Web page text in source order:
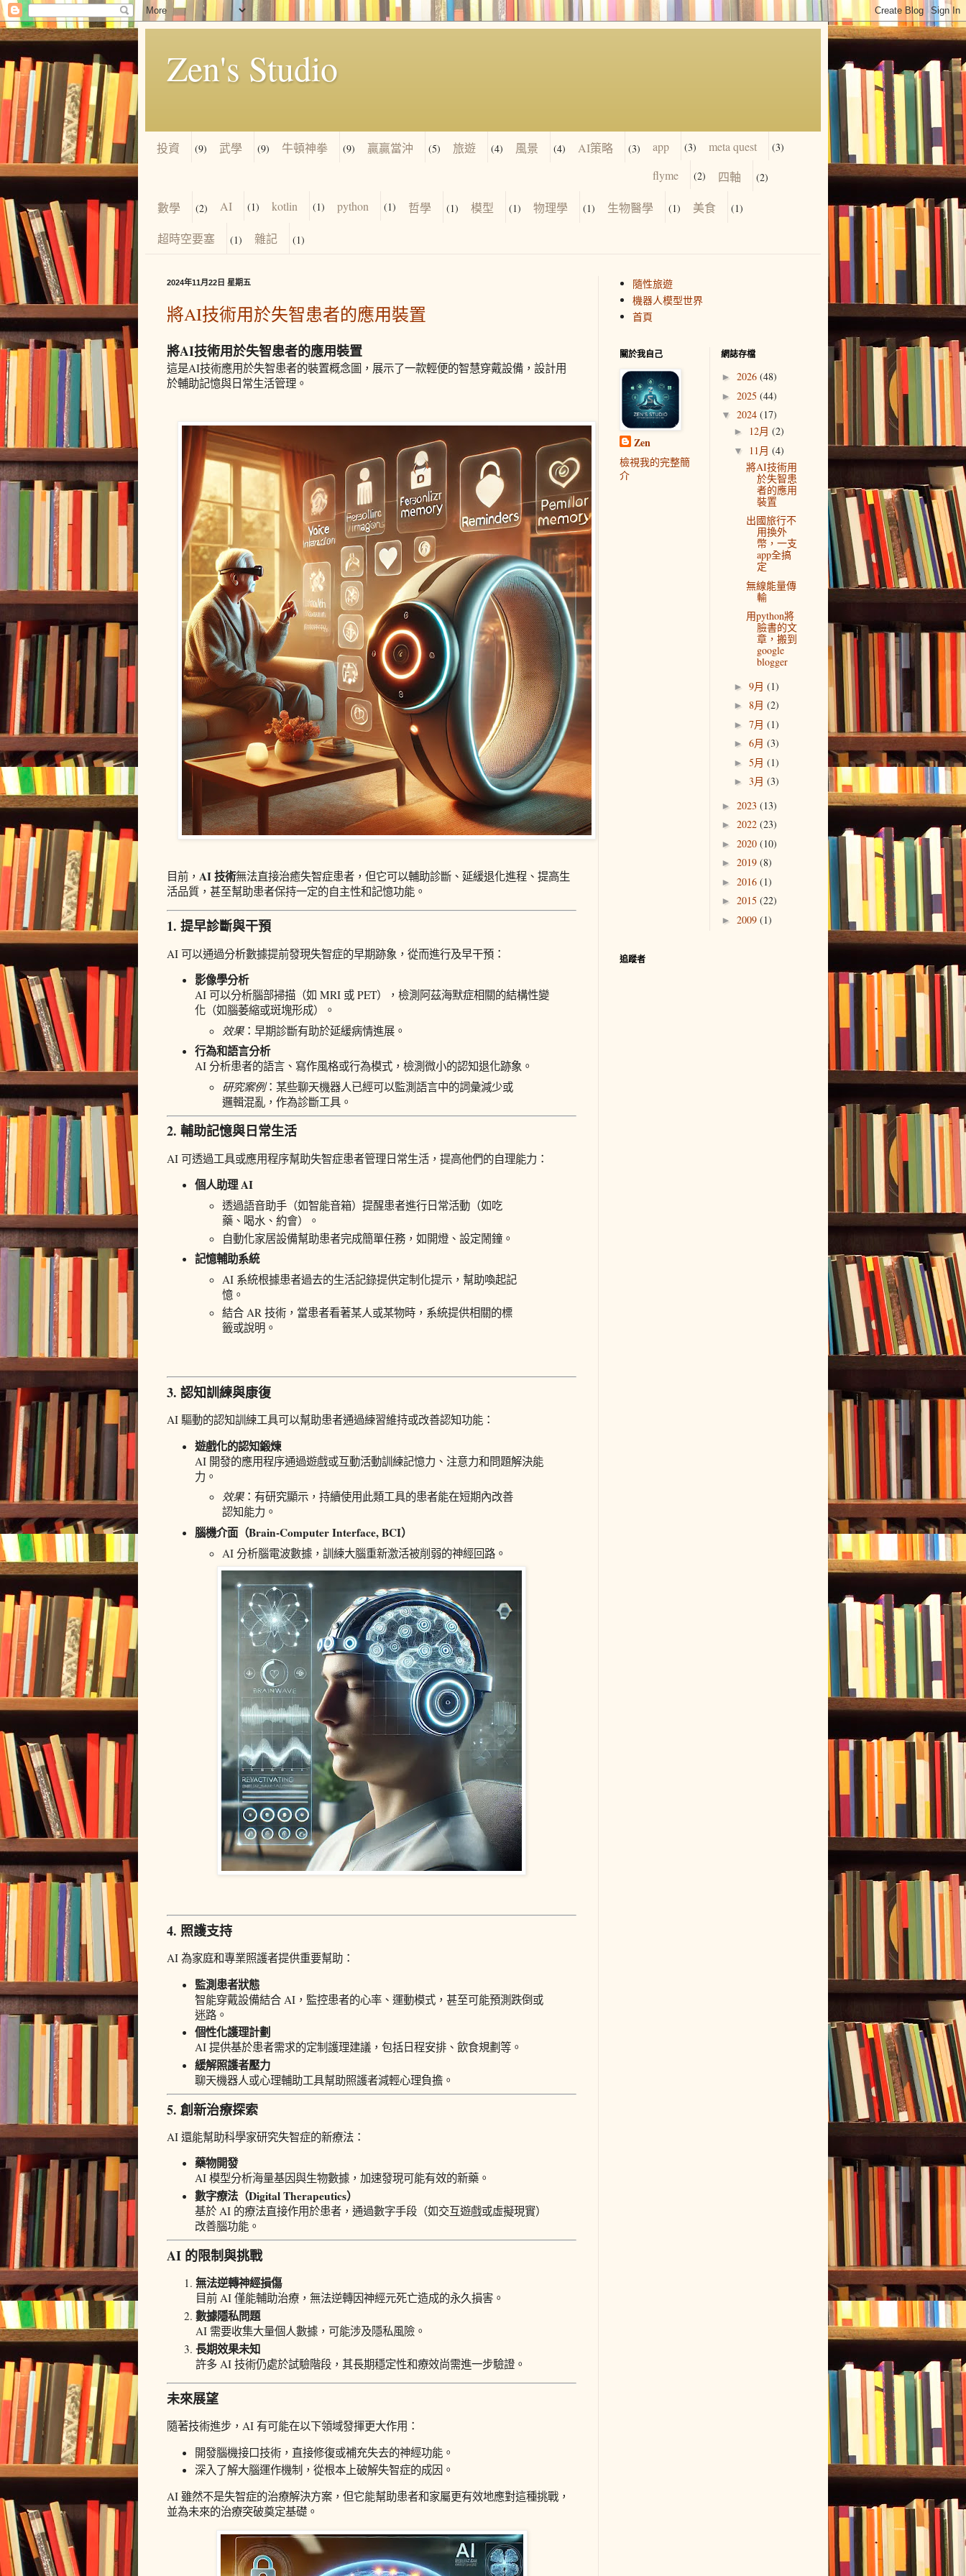
Zen's Studio
投資 (9) 武學 (9) 牛頓神拳 (9) 贏贏當沖 (5) 旅遊 (4) 風景 (4) AI策略 (3) app (3) meta quest (3)
flyme (2) 四軸 (2)
數學 (2) AI (1) kotlin (1) python (1) 哲學 (1) 模型 (1) 物理學 (1) 生物醫學 (1) 美食 (1)
超時空要塞 (1) 雜記 (1)
2024年11月22日 星期五
將AI技術用於失智患者的應用裝置
將AI技術用於失智患者的應用裝置
這是AI技術應用於失智患者的裝置概念圖，展示了一款輕便的智慧穿戴設備，設計用
於輔助記憶與日常生活管理。
目前， AI 技術無法直接治癒失智症患者，但它可以輔助診斷、延緩退化進程、提高生
活品質，甚至幫助患者保持一定的自主性和記憶功能。
1. 提早診斷與干預
AI 可以通過分析數據提前發現失智症的早期跡象，從而進行及早干預：
影像學分析
AI 可以分析腦部掃描（如 MRI 或 PET），檢測阿茲海默症相關的結構性變
化（如腦萎縮或斑塊形成）。
效果：早期診斷有助於延緩病情進展。
行為和語言分析
AI 分析患者的語言、寫作風格或行為模式，檢測微小的認知退化跡象。
研究案例：某些聊天機器人已經可以監測語言中的詞彙減少或
邏輯混亂，作為診斷工具。
2. 輔助記憶與日常生活
AI 可透過工具或應用程序幫助失智症患者管理日常生活，提高他們的自理能力：
個人助理 AI
透過語音助手（如智能音箱）提醒患者進行日常活動（如吃
藥、喝水、約會）。
自動化家居設備幫助患者完成簡單任務，如開燈、設定鬧鐘。
記憶輔助系統
AI 系統根據患者過去的生活記錄提供定制化提示，幫助喚起記
憶。
結合 AR 技術，當患者看著某人或某物時，系統提供相關的標
籤或說明。
3. 認知訓練與康復
AI 驅動的認知訓練工具可以幫助患者通過練習維持或改善認知功能：
遊戲化的認知鍛煉
AI 開發的應用程序通過遊戲或互動活動訓練記憶力、注意力和問題解決能
力。
效果：有研究顯示，持續使用此類工具的患者能在短期內改善
認知能力。
腦機介面（Brain-Computer Interface, BCI）
AI 分析腦電波數據，訓練大腦重新激活被削弱的神經回路。
4. 照護支持
AI 為家庭和專業照護者提供重要幫助：
監測患者狀態
智能穿戴設備結合 AI，監控患者的心率、運動模式，甚至可能預測跌倒或
迷路。
個性化護理計劃
AI 提供基於患者需求的定制護理建議，包括日程安排、飲食規劃等。
緩解照護者壓力
聊天機器人或心理輔助工具幫助照護者減輕心理負擔。
5. 創新治療探索
AI 還能幫助科學家研究失智症的新療法：
藥物開發
AI 模型分析海量基因與生物數據，加速發現可能有效的新藥。
數字療法（Digital Therapeutics）
基於 AI 的療法直接作用於患者，通過數字手段（如交互遊戲或虛擬現實）
改善腦功能。
AI 的限制與挑戰
無法逆轉神經損傷
目前 AI 僅能輔助治療，無法逆轉因神經元死亡造成的永久損害。
數據隱私問題
AI 需要收集大量個人數據，可能涉及隱私風險。
長期效果未知
許多 AI 技術仍處於試驗階段，其長期穩定性和療效尚需進一步驗證。
未來展望
隨著技術進步，AI 有可能在以下領域發揮更大作用：
開發腦機接口技術，直接修復或補充失去的神經功能。
深入了解大腦運作機制，從根本上破解失智症的成因。
AI 雖然不是失智症的治療解決方案，但它能幫助患者和家屬更有效地應對這種挑戰，
並為未來的治療突破奠定基礎。
隨性旅遊
機器人模型世界
首頁
關於我自己
Zen
檢視我的完整簡
介
網誌存檔
► 2026 (48)
► 2025 (44)
▼ 2024 (17)
► 12月 (2)
▼ 11月 (4)
將AI技術用
於失智患
者的應用
裝置
出國旅行不
用換外
幣，一支
app全搞
定
無線能量傳
輸
用python將
臉書的文
章，搬到
google
blogger
► 9月 (1)
► 8月 (2)
► 7月 (1)
► 6月 (3)
► 5月 (1)
► 3月 (3)
► 2023 (13)
► 2022 (23)
► 2020 (10)
► 2019 (8)
► 2016 (1)
► 2015 (22)
► 2009 (1)
追蹤者